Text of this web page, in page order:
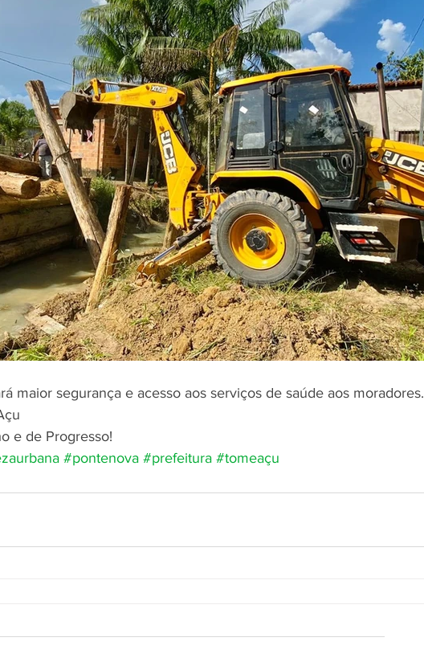
maior segurança e acesso aos serviços de saúde aos moradores.
e de Progresso!
#pontenova #prefeitura #tomeaçu